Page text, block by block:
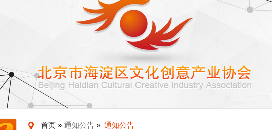
转型”企业沙龙邀请函
年“京琅琊”人才专项遴选工作的通知
首页» 通知公告» 通知公告